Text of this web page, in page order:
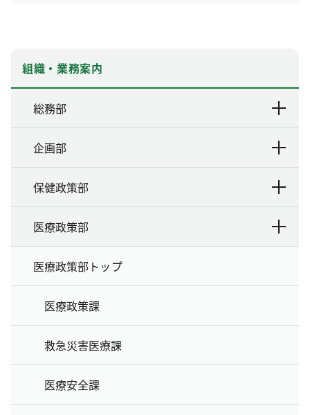
組織・業務案内
総務部
企画部
保健政策部
医療政策部
医療政策部トップ
医療政策課
救急災害医療課
医療安全課